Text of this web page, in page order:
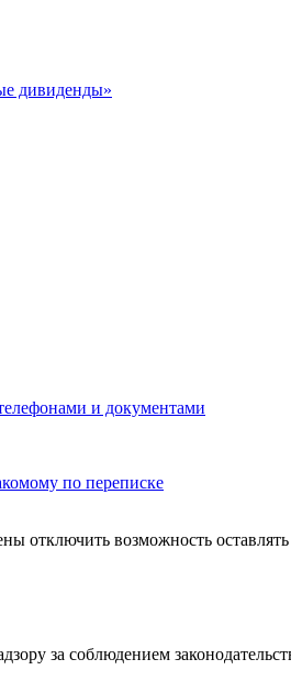
дивиденды»
и документами
по переписке
возможность
за соблюдением